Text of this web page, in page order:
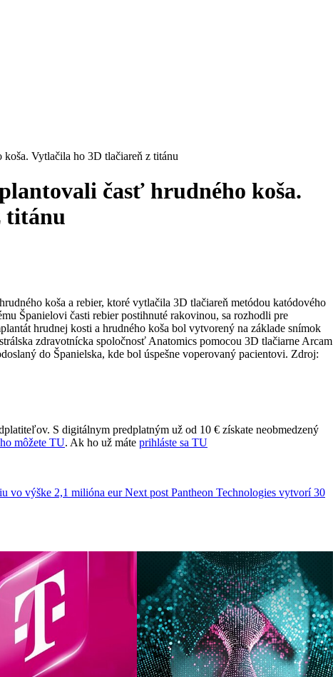
Vytlačila ho 3D tlačiareň z titánu
časť hrudného koša.
titánu
koša a rebier, ktoré vytlačila 3D tlačiareň metódou katódového
Španielovi časti rebier postihnuté rakovinou, sa rozhodli pre
hrudnej kosti a hrudného koša bol vytvorený na základe snímok
zdravotnícka spoločnosť Anatomics pomocou 3D tlačiarne Arcam
do Španielska, kde bol úspešne voperovaný pacientovi. Zdroj:
S digitálnym predplatným už od 10 € získate neobmedzený
môžete TU. Ak ho už máte prihláste sa TU
vo výške 2,1 milióna eur Next post Pantheon Technologies vytvorí 30